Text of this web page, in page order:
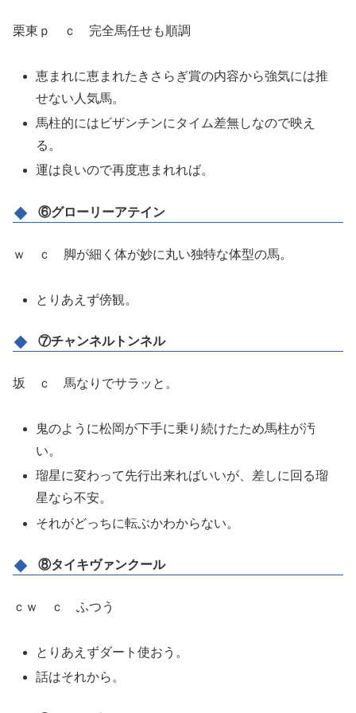
栗東ｐ ｃ 完全馬任せも順調
恵まれに恵まれたきさらぎ賞の内容から強気には推
せない人気馬。
馬柱的にはビザンチンにタイム差無しなので映え
る。
運は良いので再度恵まれれば。
⑥グローリーアテイン
ｗ ｃ 脚が細く体が妙に丸い独特な体型の馬。
とりあえず傍観。
⑦チャンネルトンネル
坂 ｃ 馬なりでサラッと。
鬼のように松岡が下手に乗り続けたため馬柱が汚
い。
瑠星に変わって先行出来ればいいが、差しに回る瑠
星なら不安。
それがどっちに転ぶかわからない。
⑧タイキヴァンクール
ｃｗ ｃ ふつう
とりあえずダート使おう。
話はそれから。